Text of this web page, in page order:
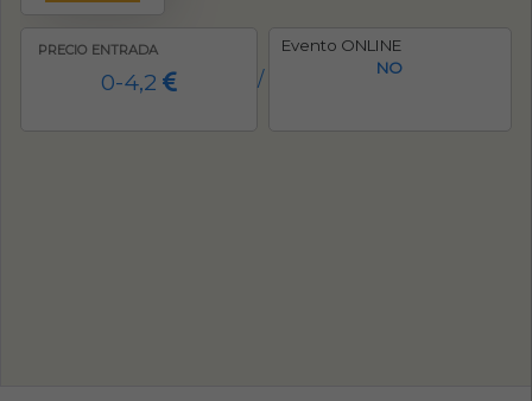
PRECIO ENTRADA
0-4,2 /
Evento ONLINE
NO